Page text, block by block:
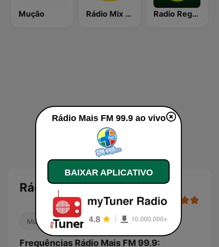
Mução Rádio Mix Recife Radio Reggae
Rádio Mais FM 99.9
Música Brasileira
Frequências Rádio Mais FM 99.9:
Rádio Mais FM 99.9 ao vivo
BAIXAR APLICATIVO